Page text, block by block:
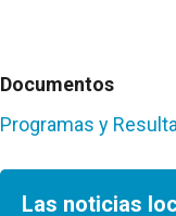
Documentos
Programas y
Las noticias